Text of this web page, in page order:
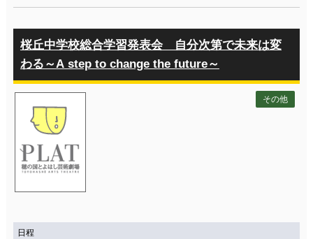
桜丘中学校総合学習発表会 自分次第で未来は変
わる～A step to change the future～
その他
日程